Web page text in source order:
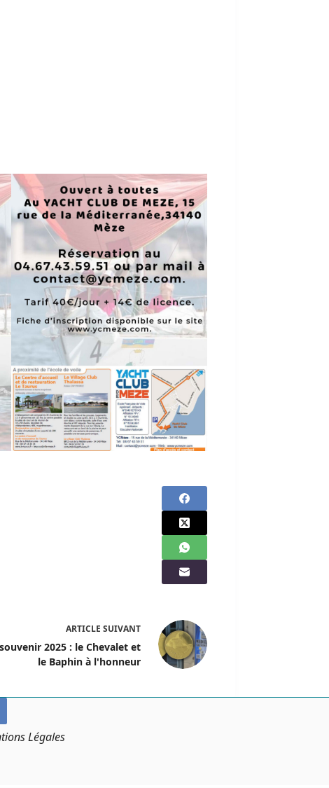
ARTICLE SUIVANT
2025 : le Chevalet et
le Baphin à l'honneur
Légales